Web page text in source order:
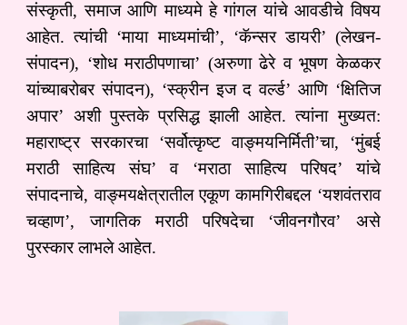
संस्‍कृती, समाज आणि माध्‍यमे हे गांगल यांचे आवडीचे विषय
आहेत. त्यांची ‘माया माध्यमांची’, ‘कॅन्सर डायरी’ (लेखन-
संपादन), ‘शोध मराठीपणाचा’ (अरुणा ढेरे व भूषण केळकर
यांच्याबरोबर संपादन), ‘स्‍क्रीन इज द वर्ल्‍ड’ आणि ‘क्षितिज
अपार’ अशी पुस्तके प्रसिद्ध झाली आहेत. त्‍यांना मुख्यत:
महाराष्‍ट्र सरकारचा ‘सर्वोत्‍कृष्‍ट वाङ्मयनिर्मिती’चा, ‘मुंबई
मराठी साहित्‍य संघ’ व ‘मराठा साहित्‍य परिषद’ यांचे
संपादनाचे, वाङ्मयक्षेत्रातील एकूण कामगिरीबद्दल ‘यशवंतराव
चव्‍हाण’, जागतिक मराठी परिषदेचा ‘जीवनगौरव’ असे
पुरस्‍कार लाभले आहेत.